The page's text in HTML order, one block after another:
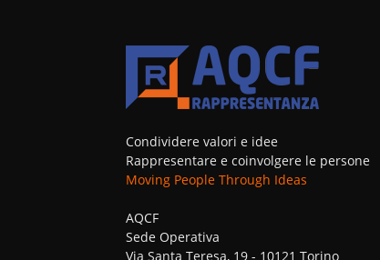
Condividere valori e idee
Rappresentare e coinvolgere le persone
Moving People Through Ideas
AQCF
Sede Operativa
Via Santa Teresa, 19 - 10121 Torino